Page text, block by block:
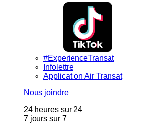
#ExperienceTransat
Infolettre
Application Air Transat
Nous joindre
24 heures sur 24
7 jours sur 7